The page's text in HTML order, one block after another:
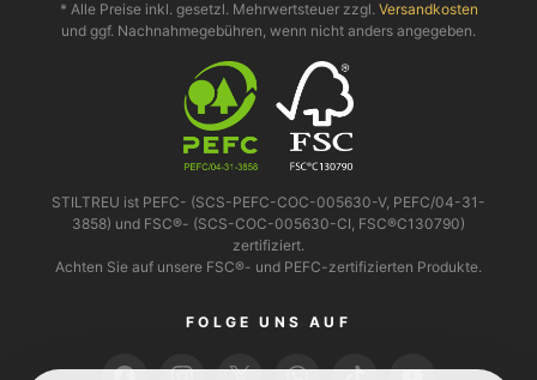
* Alle Preise inkl. gesetzl. Mehrwertsteuer zzgl. Versandkosten
und ggf. Nachnahmegebühren, wenn nicht anders angegeben.
STILTREU ist PEFC- (SCS-PEFC-COC-005630-V, PEFC/04-31-
3858) und FSC®- (SCS-COC-005630-CI, FSC®C130790)
zertifiziert.
Achten Sie auf unsere FSC®- und PEFC-zertifizierten Produkte.
FOLGE UNS AUF